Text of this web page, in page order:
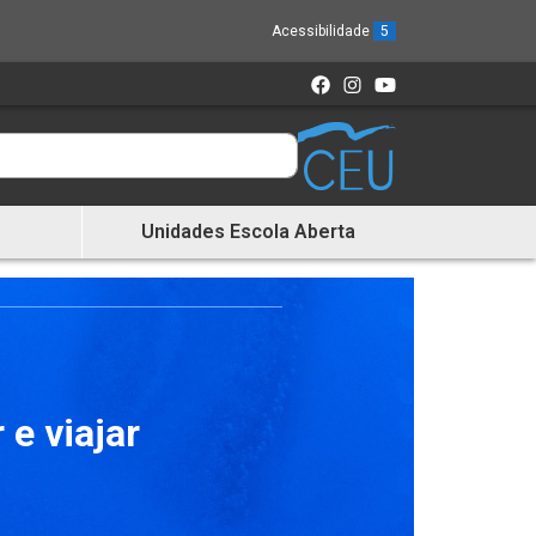
Acessibilidade 5
Unidades Escola Aberta
e viajar